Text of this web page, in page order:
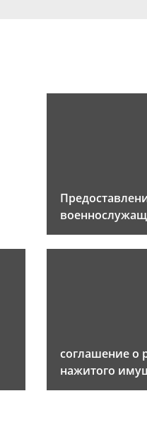
соглашение о
нажитого